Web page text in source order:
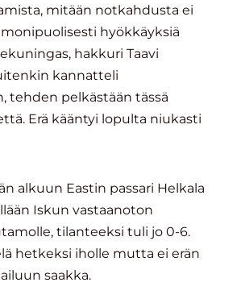
mitään notkahdusta ei
hyökkäyksiä
hakkuri Taavi
kannatteli
tehden pelkästään tässä
Erä kääntyi lopulta niukasti
alkuun Eastin passari Helkala
Iskun vastaanoton
tilanteeksi tuli jo 0-6.
hetkeksi iholle mutta ei erän
saakka.